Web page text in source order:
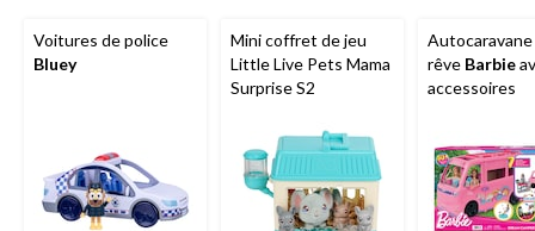
Voitures de police
Bluey
Mini coffret de jeu
Little Live Pets Mama
Surprise S2
rêve Barbie
accessoires